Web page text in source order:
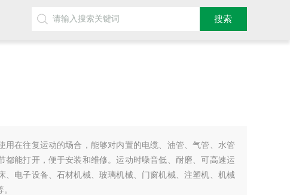
用在往复运动的场合，能够对内置的电缆、油管、气管、水管
都能打开，便于安装和维修。运动时噪音低、耐磨、可高速运
、电子设备、石材机械、玻璃机械、门窗机械、注塑机、机械